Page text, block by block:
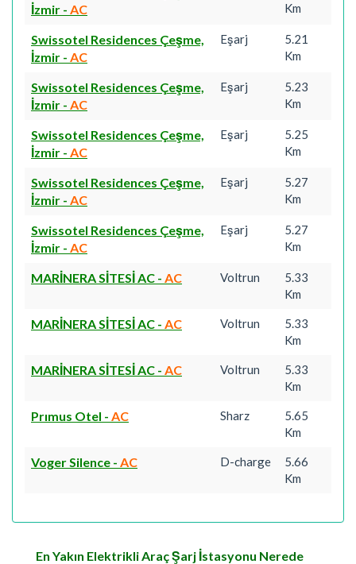
İzmir - AC
Km
Swissotel Residences Çeşme,
İzmir - AC
Eşarj
5.21
Km
Swissotel Residences Çeşme,
İzmir - AC
Eşarj
5.23
Km
Swissotel Residences Çeşme,
İzmir - AC
Eşarj
5.25
Km
Swissotel Residences Çeşme,
İzmir - AC
Eşarj
5.27
Km
Swissotel Residences Çeşme,
İzmir - AC
Eşarj
5.27
Km
MARİNERA SİTESİ AC - AC Voltrun
5.33
Km
MARİNERA SİTESİ AC - AC Voltrun
5.33
Km
MARİNERA SİTESİ AC - AC Voltrun
5.33
Km
Prımus Otel - AC Sharz
5.65
Km
Voger Silence - AC D-charge
5.66
Km
En Yakın Elektrikli Araç Şarj İstasyonu Nerede